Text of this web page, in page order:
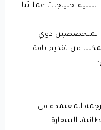
احتياجات عملائنا.
المتخصصين ذوي
من تقديم باقة
المعتمدة في
السفارة